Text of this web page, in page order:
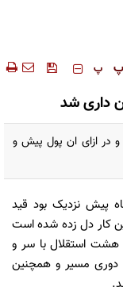
‍‍‍ پ پ
داری شد
و در ازای ان پول پیش و
پیش نزدیک بود قید
این کار دل زده شده است
هشت استقلال با سر و
دوری مسیر و همچنین